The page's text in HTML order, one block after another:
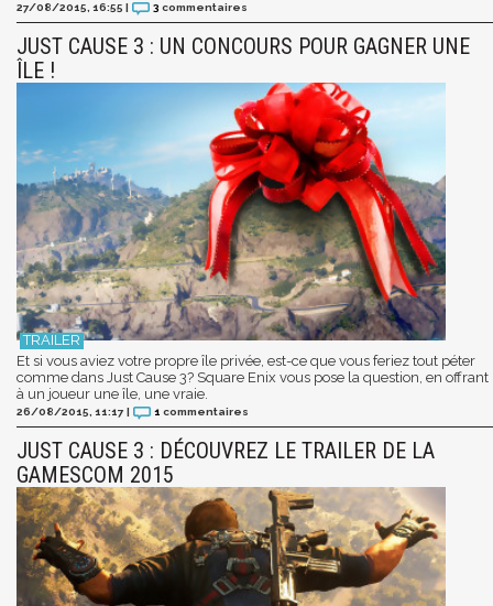
27/08/2015, 16:55 | 3 commentaires
JUST CAUSE 3 : UN CONCOURS POUR GAGNER UNE
ÎLE !
Et si vous aviez votre propre île privée, est-ce que vous feriez tout péter
comme dans Just Cause 3? Square Enix vous pose la question, en offrant
à un joueur une île, une vraie.
26/08/2015, 11:17 | 1 commentaires
JUST CAUSE 3 : DÉCOUVREZ LE TRAILER DE LA
GAMESCOM 2015